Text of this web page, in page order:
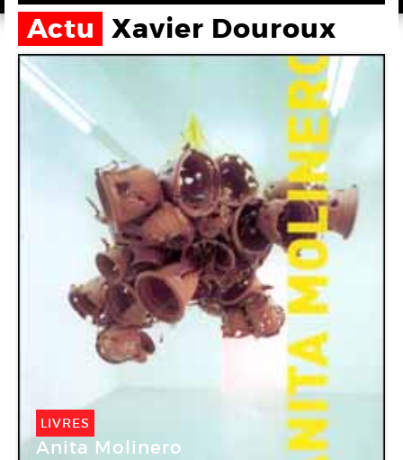
Actu Xavier Douroux
LIVRES
Anita Molinero